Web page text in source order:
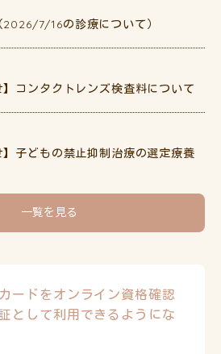
7/16の診療について）
】コンタクトレンズ検査料について
】子どもの禁止抑制治療の選定療養
2026/7/4の診療について）
一覧を見る
ードをオンライン資格確認
として利用できるようにな